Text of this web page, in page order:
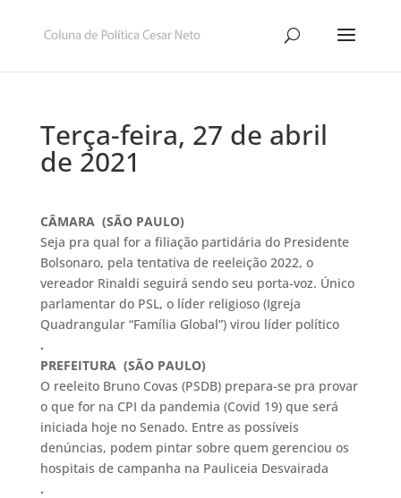
Terça-feira, 27 de abril
de 2021
CÂMARA (SÃO PAULO)
Seja pra qual for a filiação partidária do Presidente
Bolsonaro, pela tentativa de reeleição 2022, o
vereador Rinaldi seguirá sendo seu porta-voz. Único
parlamentar do PSL, o líder religioso (Igreja
Quadrangular “Família Global”) virou líder político
.
PREFEITURA (SÃO PAULO)
O reeleito Bruno Covas (PSDB) prepara-se pra provar
o que for na CPI da pandemia (Covid 19) que será
iniciada hoje no Senado. Entre as possíveis
denúncias, podem pintar sobre quem gerenciou os
hospitais de campanha na Pauliceia Desvairada
.